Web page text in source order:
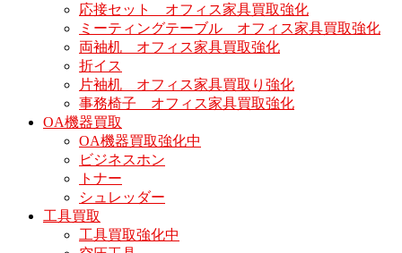
応接セット オフィス家具買取強化
ミーティングテーブル オフィス家具買取強化
両袖机 オフィス家具買取強化
折イス
片袖机 オフィス家具買取り強化
事務椅子 オフィス家具買取強化
OA機器買取
OA機器買取強化中
ビジネスホン
トナー
シュレッダー
工具買取
工具買取強化中